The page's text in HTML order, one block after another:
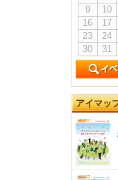
9
10
16
17
23
24
30
31
アイマッ